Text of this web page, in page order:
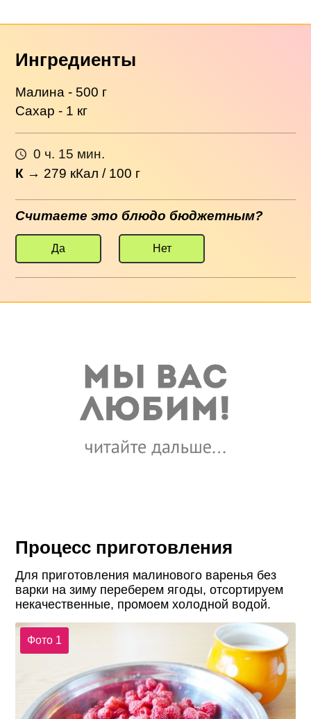
Ингредиенты
Малина - 500 г
Сахар - 1 кг
0 ч. 15 мин.
К → 279 кКал / 100 г
Считаете это блюдо бюджетным?
Да Нет
Процесс приготовления
Для приготовления малинового варенья без
варки на зиму переберем ягоды, отсортируем
некачественные, промоем холодной водой.
Фото 1